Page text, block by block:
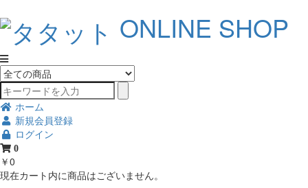
ONLINE SHOP
ホーム
新規会員登録
ログイン
0
￥0
現在カート内に商品はございません。